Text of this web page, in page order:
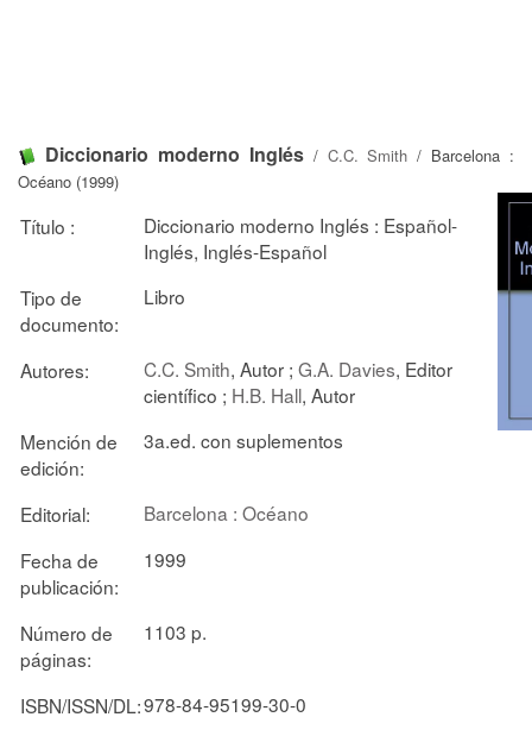
Diccionario moderno Inglés/ C.C. Smith / Barcelona :
Océano (1999)
Título :
Diccionario moderno Inglés : Español-
Inglés, Inglés-Español
Tipo de
documento:
Libro
Autores: C.C. Smith, Autor ; G.A. Davies, Editor
científico ; H.B. Hall, Autor
Mención de
edición:
3a.ed. con suplementos
Editorial:
Barcelona : Océano
Fecha de
publicación:
1999
Número de
páginas:
1103 p.
ISBN/ISSN/DL:978-84-95199-30-0